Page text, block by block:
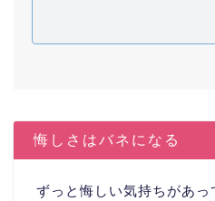
悔しさはバネになる
ずっと悔しい気持ちがあっ